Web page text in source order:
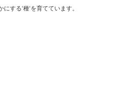
する‘種‘を育てています。